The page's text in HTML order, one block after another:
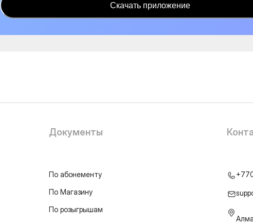
Скачать приложение
Документы
По абонементу
По Магазину
По розыгрышам